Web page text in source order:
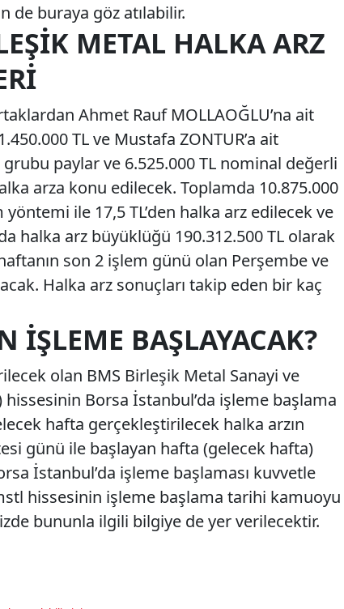
de buraya göz atılabilir.
METAL HALKA ARZ
Ahmet Rauf MOLLAOĞLU’na ait
TL ve Mustafa ZONTUR’a ait
paylar ve 6.525.000 TL nominal değerli
arza konu edilecek. Toplamda 10.875.000
ile 17,5 TL’den halka arz edilecek ve
halka arz büyüklüğü 190.312.500 TL olarak
son 2 işlem günü olan Perşembe ve
Halka arz sonuçları takip eden bir kaç
İŞLEME BAŞLAYACAK?
olan BMS Birleşik Metal Sanayi ve
Borsa İstanbul’da işleme başlama
hafta gerçekleştirilecek halka arzın
günü ile başlayan hafta (gelecek hafta)
İstanbul’da işleme başlaması kuvvetle
hissesinin işleme başlama tarihi kamuoyu
bununla ilgili bilgiye de yer verilecektir.